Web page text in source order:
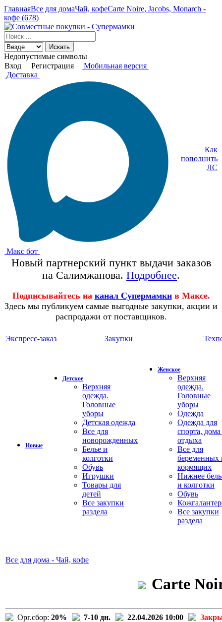
ГлавнаяВсе для домаЧай, кофеCarte Noire, Jacobs, Monarch -
кофе (678)
Искать
Недопустимые символы
Вход
Регистрация
Мобильная версия
Доставка
Макс бот
Как
пополнить
ЛС
Новый партнерский пункт выдачи заказов
на Салимжанова. Подробнее.
Подписывайтесь на канал Супермамки в Максе.
Здесь мы публикуем самые выгодные закупки, акции и
распродажи от поставщиков.
Экспресс-заказ Закупки
Новые
Детское
Верхняя
одежда.
Головные
уборы
Детская одежда
Все для
новорожденных
Белье и
колготки
Обувь
Игрушки
Товары для
детей
Все закупки
раздела
Женское
Верхняя
одежда.
Головные
уборы
Одежда
Одежда для
спорта,
отдыха
Все для
беременных
кормящих
Нижнее
и колготки
Обувь
Все закупки
раздела
Все для дома - Чай, кофе
Carte
Орг.сбор: 20% 7-10 дн. 22.04.2026 10:00